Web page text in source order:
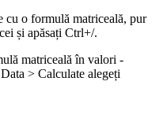
cu o formulă matriceală, pur
și apăsați Ctrl+/.
matriceală în valori -
Data > Calculate alegeți